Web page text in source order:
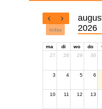
today
2026
ma di wo do
27
28 29 30
3 4 5 6
10 11 12 13